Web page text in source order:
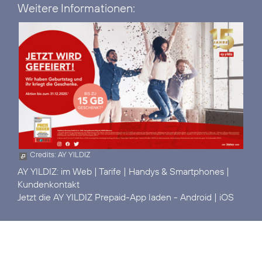
Weitere Informationen:
Credits: AY YILDIZ
AY YILDIZ: im Web | Tarife | Handys & Smartphones |
Kundenkontakt
Jetzt die AY YILDIZ Prepaid-App laden - Android | iOS